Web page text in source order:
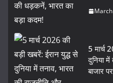
5 मार्च
दुनिया
बाजार